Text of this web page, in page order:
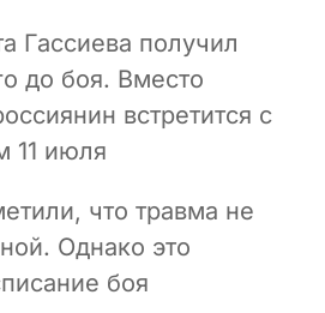
Гассиева получил
до боя. Вместо
встретится с
11 июля
что травма не
Однако это
боя